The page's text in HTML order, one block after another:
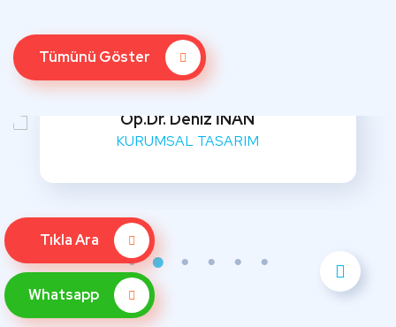
Tümünü Göster
Op.Dr. Deniz İNAN
KURUMSAL TASARIM
Tıkla Ara
Whatsapp